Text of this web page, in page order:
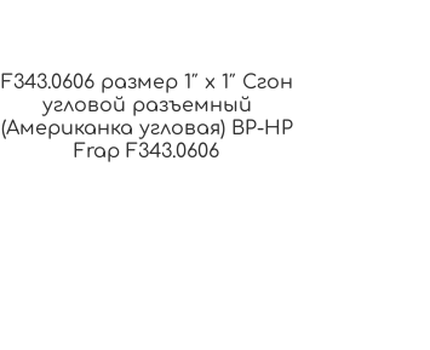
F343.0606 размер 1″ x 1″ Сгон
угловой разъемный
(Американка угловая) ВР-НР
Frap F343.0606